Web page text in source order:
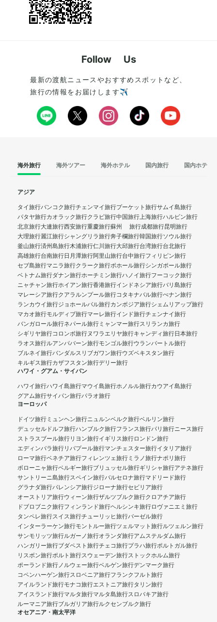
Follow Us
最新の渡航ニュースやおすすめスポットなど、
旅行の情報をお届けします✈️
海外旅行 海外ツアー 海外ホテル 国内旅行 国内ホテル
アジア
タイ旅行バンコク旅行チェンマイ旅行プーケット旅行サムイ島旅行
パタヤ旅行カオラック旅行クラビ旅行中国旅行上海旅行ハルビン旅行
北京旅行大連旅行西安旅行重慶旅行蘇州 旅行成都旅行昆明旅行
大理旅行麗江旅行シャングリラ旅行奔子欄旅行韓国旅行ソウル旅行
釜山旅行済州島旅行木浦旅行仁川旅行大邱旅行台湾旅行台北旅行
高雄旅行台南旅行日月潭旅行阿里山旅行台中旅行フィリピン旅行
セブ島旅行マニラ旅行クラーク旅行ボホール旅行シンガポール旅行
ベトナム旅行ダナン旅行ホーチミン旅行ハノイ旅行フーコック旅行
ニャチャン旅行ホイアン旅行香港旅行インドネシア旅行バリ島旅行
マレーシア旅行クアラルンプール旅行コタキナバル旅行ぺナン旅行
ランカウイ旅行ジョホールバル旅行カンボジア旅行シェムリアップ旅行
マカオ旅行モルディブ旅行マーレ旅行インド旅行チェンナイ旅行
バンガロール旅行ネパール旅行 ミャンマー旅行スリランカ旅行
シギリヤ旅行コロンボ旅行ヌワラエリヤ旅行キャンディ旅行日本旅行
ラオス旅行ルアンパバーン旅行モンゴル旅行ウランバートル旅行
ブルネイ旅行バンダルスリブガワン旅行ウズベキスタン旅行
キルギス旅行カザフスタン旅行デリー旅行
ハワイ・グアム・サイパン
ハワイ旅行ハワイ島旅行マウイ島旅行ホノルル旅行カウアイ島旅行
グアム旅行サイパン旅行パラオ旅行
ヨーロッパ
ドイツ旅行 ミュンヘン旅行ニュルンベルク旅行ベルリン旅行
デュッセルドルフ旅行ハンブルク旅行フランス旅行パリ旅行ニース旅行
ストラスブール旅行リヨン旅行イギリス旅行ロンドン旅行
エディンバラ旅行リバプール旅行マンチェスター旅行イタリア旅行
ローマ旅行ベネチア旅行フィレンツェ旅行 ミラノ旅行ナポリ旅行
ボローニャ旅行ベルギー旅行ブリュッセル旅行ギリシャ旅行アテネ旅行
サントリーニ島旅行スペイン旅行バルセロナ旅行マドリード旅行
グラナダ旅行バレンシア旅行ジローナ旅行セビリア旅行
オーストリア旅行ウィーン旅行ザルツブルク旅行クロアチア旅行
ドブロブニク旅行フィンランド旅行ヘルシンキ旅行ロヴァニエミ旅行
タンペレ旅行スイス旅行チューリッヒ旅行バーゼル旅行
インターラーケン旅行モントルー旅行ツェルマット旅行ルツェルン旅行
サンモリッツ旅行ルガーノ旅行オランダ旅行アムステルダム旅行
ハンガリー旅行ブダペスト旅行チェコ旅行プラハ旅行ポルトガル旅行
リスボン旅行ポルト旅行スウェーデン旅行ストックホルム旅行
ポーランド旅行ノルウェー旅行ベルゲン旅行デンマーク旅行
コペンハーゲン旅行スロベニア旅行フランクフルト旅行
アイルランド旅行モナコ旅行エストニア旅行タリン旅行
アイスランド旅行マルタ旅行マルタ島旅行スロバキア旅行
ルーマニア旅行ブルガリア旅行ルクセンブルク旅行
オセアニア・南太平洋